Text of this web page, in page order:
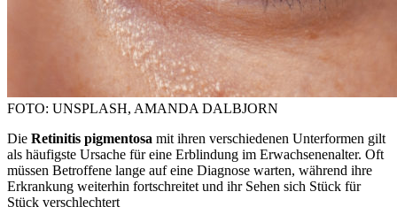
FOTO: UNSPLASH, AMANDA DALBJORN
Die Retinitis pigmentosa mit ihren verschiedenen Unterformen gilt
als häufigste Ursache für eine Erblindung im Erwachsenenalter. Oft
müssen Betroffene lange auf eine Diagnose warten, während ihre
Erkrankung weiterhin fortschreitet und ihr Sehen sich Stück für
Stück verschlechtert